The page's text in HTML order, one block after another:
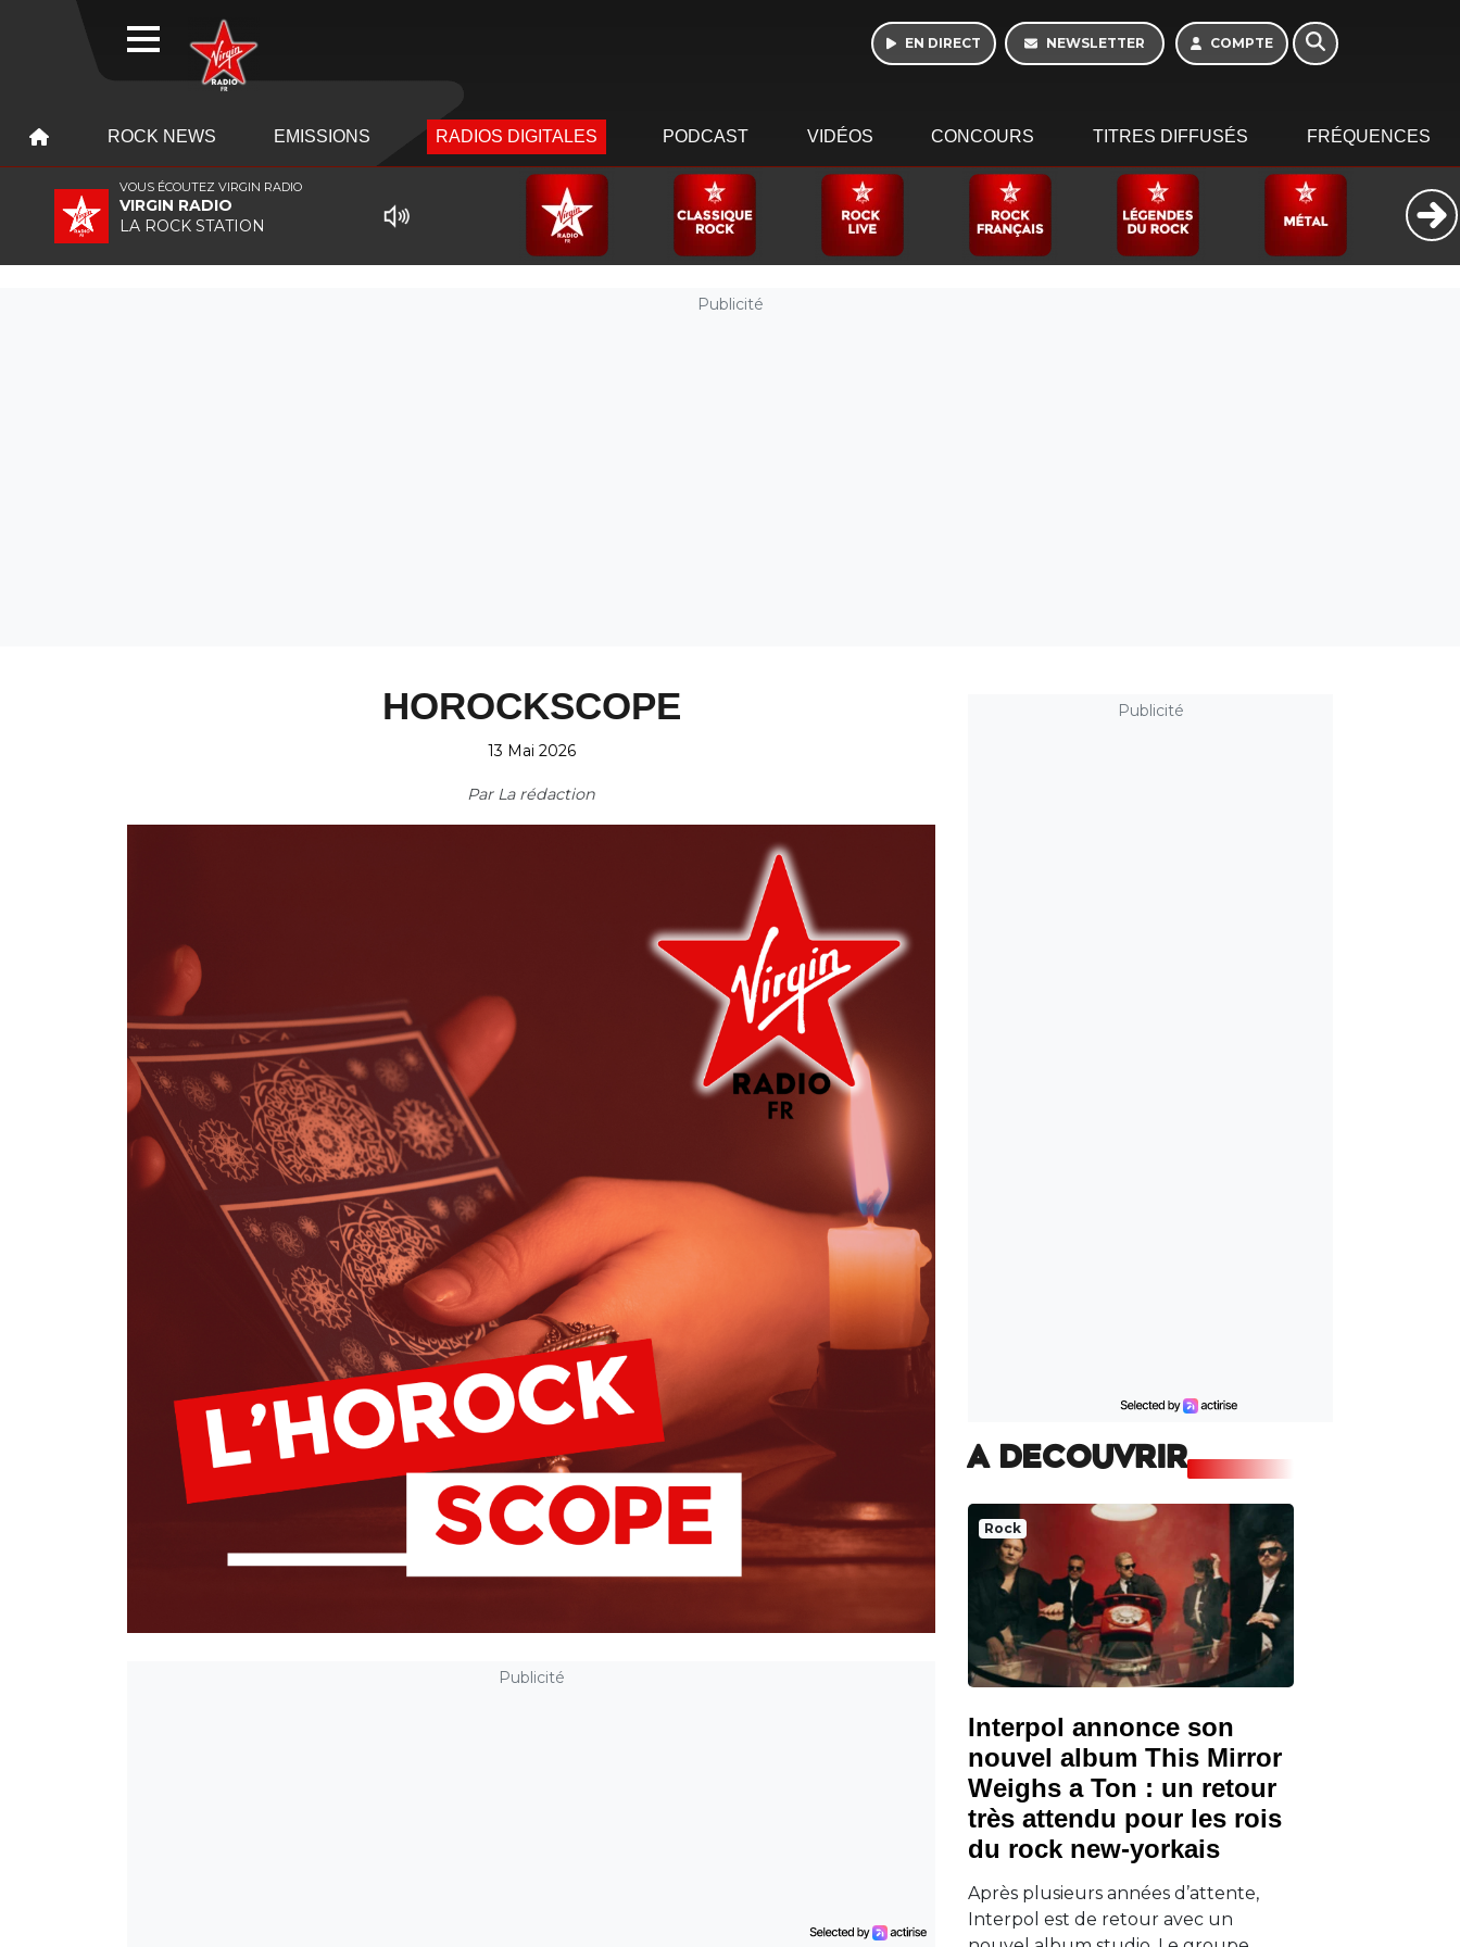
EN DIRECT NEWSLETTER COMPTE
ROCK NEWS EMISSIONS RADIOS DIGITALES PODCAST VIDÉOS CONCOURS TITRES DIFFUSÉS FRÉQUENCES
Publicité
HOROCKSCOPE
13 Mai 2026
Par La rédaction
Publicité
Publicité
A DECOUVRIR
Rock
Interpol annonce son
nouvel album This Mirror
Weighs a Ton : un retour
très attendu pour les rois
du rock new-yorkais
Après plusieurs années d’attente,
Interpol est de retour avec un
VOUS ÉCOUTEZ VIRGIN RADIO
VIRGIN RADIO
LA ROCK STATION
WEBRADIO
Week-end de 06h à
12h